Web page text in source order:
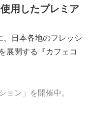
用したプレミア
、日本各地のフレッシ
展開する『カフェコ
ン」を開催中。